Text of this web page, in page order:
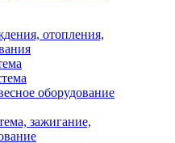
отопления,
оборудование
зажигание,